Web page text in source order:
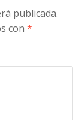
publicada.
con*